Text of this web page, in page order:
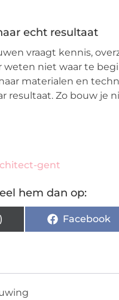
echt resultaat
vraagt kennis,
weten niet waar te
materialen en
resultaat. Zo bouw je
gent
hem dan op:
Facebook